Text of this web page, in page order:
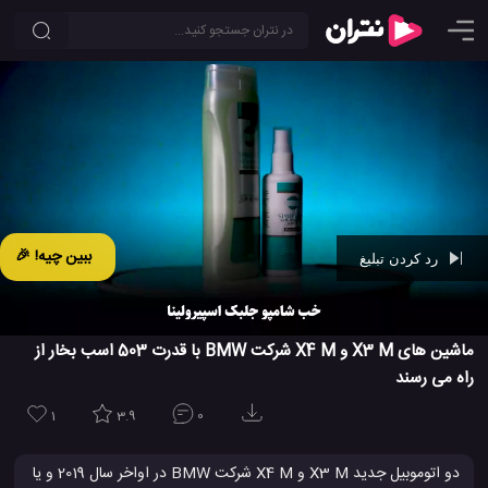
ببین چیه! 🎉
ماشین های X3 M و X4 M شرکت BMW با قدرت 503 اسب بخار از
راه می رسند
1 3.9 0
دو اتوموبیل جدید X3 M و X4 M شرکت BMW در اواخر سال 2019 و یا